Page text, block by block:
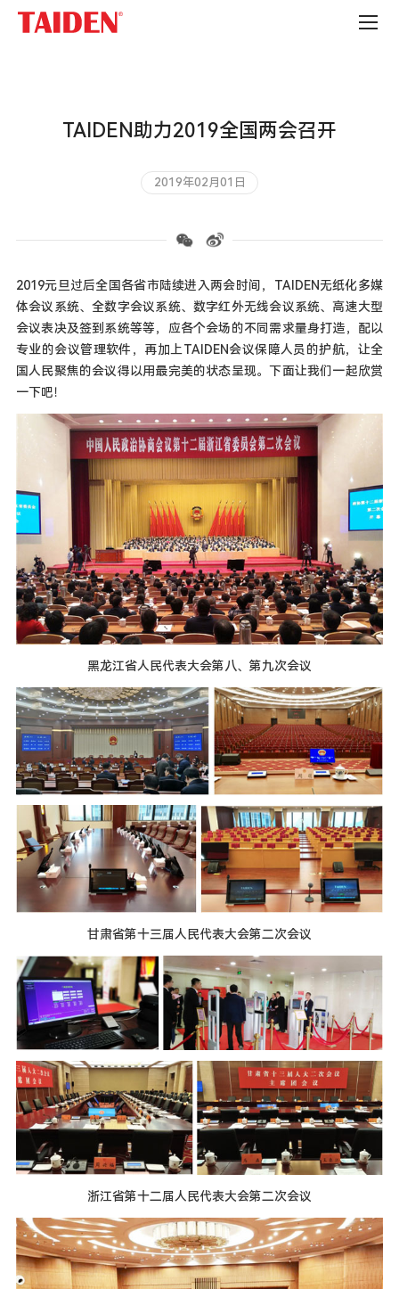
TAIDEN助力2019全国两会召开
2019年02月01日
2019元旦过后全国各省市陆续进入两会时间，TAIDEN无纸化多媒
体会议系统、全数字会议系统、数字红外无线会议系统、高速大型
会议表决及签到系统等等，应各个会场的不同需求量身打造，配以
专业的会议管理软件，再加上TAIDEN会议保障人员的护航，让全
国人民聚焦的会议得以用最完美的状态呈现。下面让我们一起欣赏
一下吧！
黑龙江省人民代表大会第八、第九次会议
甘肃省第十三届人民代表大会第二次会议
浙江省第十二届人民代表大会第二次会议